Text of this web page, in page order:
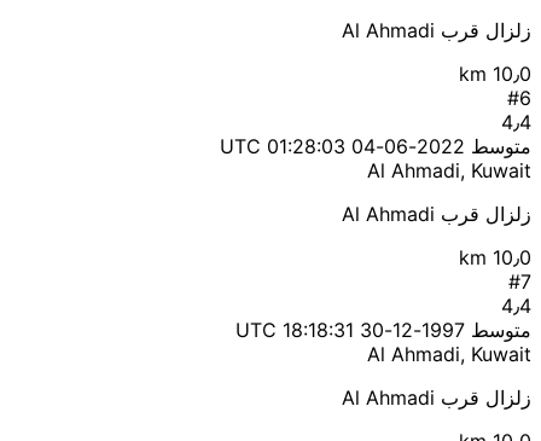
زلزال قرب Al Ahmadi
10٫0 km
#6
4٫4
متوسط 2022-06-04 01:28:03 UTC
Al Ahmadi, Kuwait
زلزال قرب Al Ahmadi
10٫0 km
#7
4٫4
متوسط 1997-12-30 18:18:31 UTC
Al Ahmadi, Kuwait
زلزال قرب Al Ahmadi